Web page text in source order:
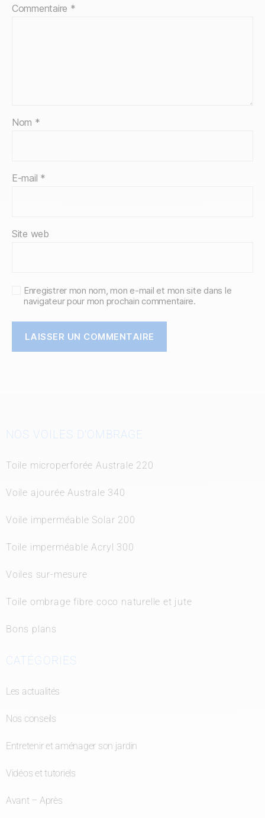
Commentaire *
Nom *
E-mail *
Site web
Enregistrer mon nom, mon e-mail et mon site dans le
navigateur pour mon prochain commentaire.
NOS VOILES D’OMBRAGE
Toile microperforée Australe 220
Voile ajourée Australe 340
Voile imperméable Solar 200
Toile imperméable Acryl 300
Voiles sur-mesure
Toile ombrage fibre coco naturelle et jute
Bons plans
CATÉGORIES
Les actualités
Nos conseils
Entretenir et aménager son jardin
Vidéos et tutoriels
Avant – Après